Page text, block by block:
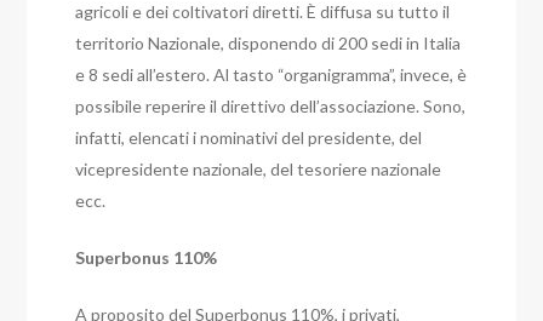
agricoli e dei coltivatori diretti. È diffusa su tutto il
territorio Nazionale, disponendo di 200 sedi in Italia
e 8 sedi all’estero. Al tasto “organigramma”, invece, è
possibile reperire il direttivo dell’associazione. Sono,
infatti, elencati i nominativi del presidente, del
vicepresidente nazionale, del tesoriere nazionale
ecc.
Superbonus 110%
A proposito del Superbonus 110%, i privati,